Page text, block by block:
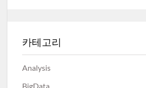
카테고리
Analysis
BigData